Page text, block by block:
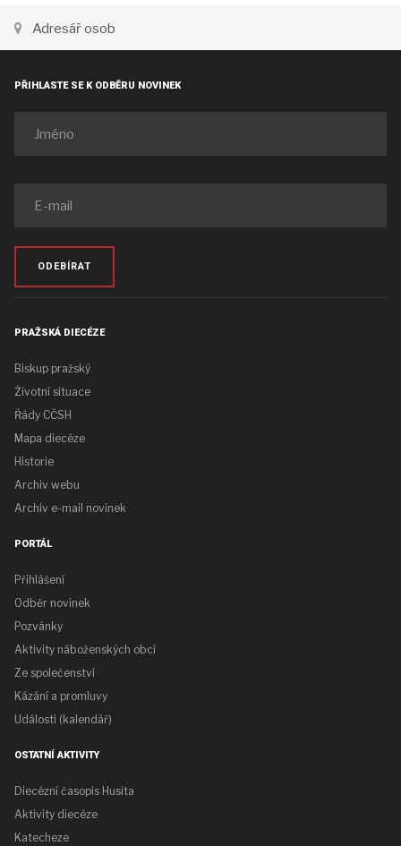
Adresář osob
PŘIHLASTE SE K ODBĚRU NOVINEK
ODEBÍRAT
PRAŽSKÁ DIECÉZE
Biskup pražský
Životní situace
Řády CČSH
Mapa diecéze
Historie
Archiv webu
Archiv e-mail novinek
PORTÁL
Přihlášení
Odběr novinek
Pozvánky
Aktivity náboženských obcí
Ze společenství
Kázání a promluvy
Události (kalendář)
OSTATNÍ AKTIVITY
Diecézní časopis Husita
Aktivity diecéze
Katecheze